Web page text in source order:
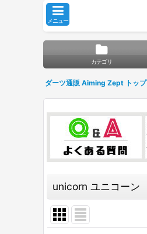
メニュー
カテゴリ
ダーツ通販 Aiming Zept トップ
unicorn ユニコーン